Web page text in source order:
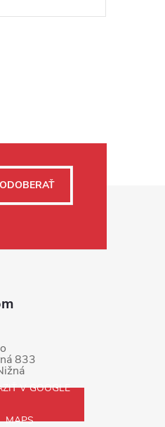
ODOBERAŤ
833
V GOOGLE
MAPS